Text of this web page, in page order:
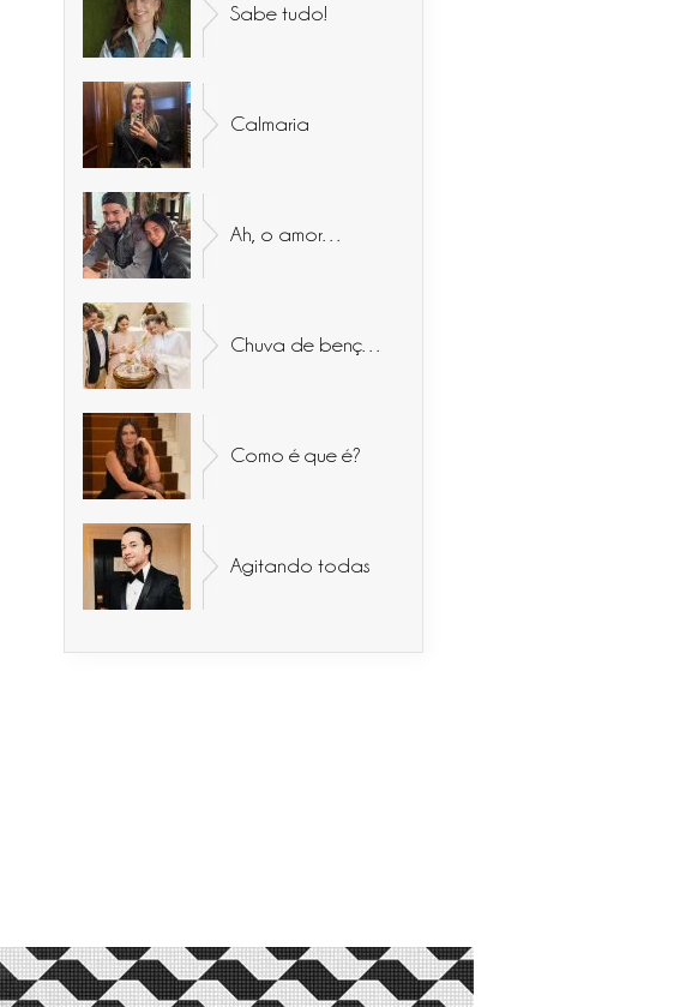
Sabe tudo!
Calmaria
Ah, o amor…
Como é que é?
Agitando todas